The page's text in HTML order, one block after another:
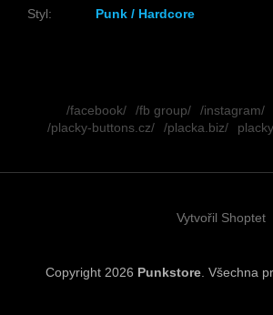
Styl: Punk / Hardcore
/facebook/ /fb group/ /instagram/
/placky-buttons.cz/
/placka.biz/
Vytvořil Shoptet
Copyright 2026 Punkstore . Všechna